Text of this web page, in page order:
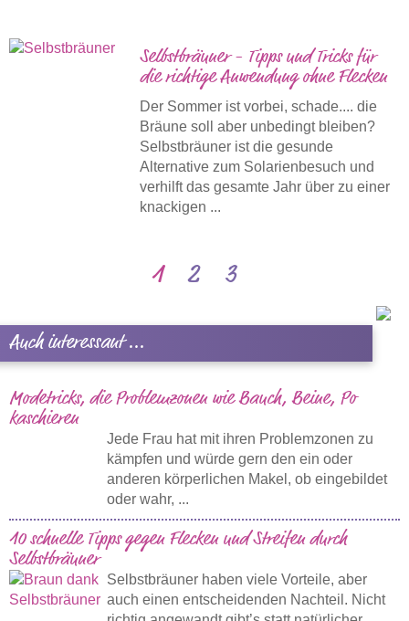
Selbstbräuner - Tipps und Tricks für
die richtige Anwendung ohne Flecken
Der Sommer ist vorbei, schade.... die
Bräune soll aber unbedingt bleiben?
Selbstbräuner ist die gesunde
Alternative zum Solarienbesuch und
verhilft das gesamte Jahr über zu einer
knackigen ...
1 2 3
Auch interessant ...
Modetricks, die Problemzonen wie Bauch, Beine, Po
kaschieren
Jede Frau hat mit ihren Problemzonen zu
kämpfen und würde gern den ein oder
anderen körperlichen Makel, ob eingebildet
oder wahr, ...
10 schnelle Tipps gegen Flecken und Streifen durch
Selbstbräuner
Selbstbräuner haben viele Vorteile, aber
auch einen entscheidenden Nachteil. Nicht